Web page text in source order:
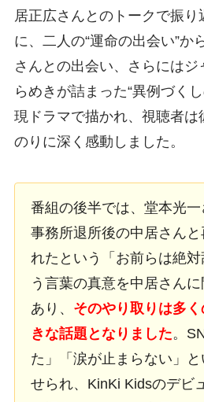
居正広さんとのトークで振
に、二人の“運命の出会い”か
さんとの出会い、さらには
らめきが詰まった“異例づく
現ドラマで描かれ、視聴者は
のりに深く感動しました。
番組の後半では、堂本光
事務所退所後の中居さん
れたという「お前らは絶
う言葉の真意を中居さん
あり、 そのやり取りは多
きな話題となりました。
た」「涙が止まらない」
せられ、KinKi Kidsのデビ